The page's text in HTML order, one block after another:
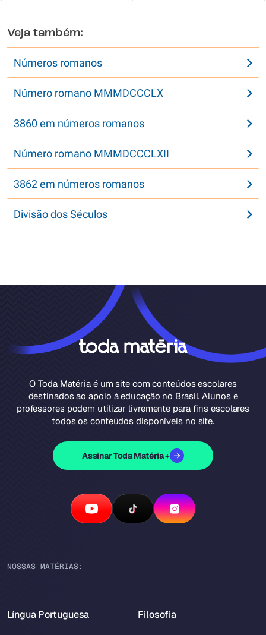
Veja também:
Números romanos
Número romano MMMDCCCLX
3860 em números romanos
Número romano MMMDCCCLXII
3862 em números romanos
Divisão dos Séculos
O Toda Matéria é um site com conteúdos escolares
destinados ao apoio à educação no Brasil. Alunos e
professores podem utilizar livremente para fins escolares
todos os conteúdos disponíveis no site.
Assinar Toda Matéria +
NOSSAS MATÉRIAS:
Língua Portuguesa Filosofia